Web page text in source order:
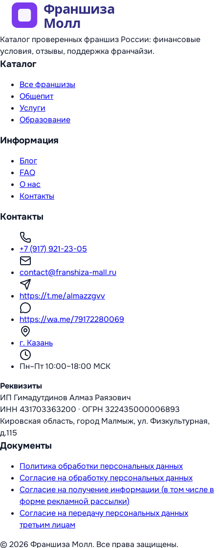
Каталог проверенных франшиз России: финансовые
условия, отзывы, поддержка франчайзи.
Каталог
Все франшизы
Общепит
Услуги
Образование
Информация
Блог
FAQ
О нас
Контакты
Контакты
+7 (917) 921-23-05
contact@franshiza-mall.ru
https://t.me/almazzgvv
https://wa.me/79172280069
г. Казань
Пн–Пт 10:00–18:00 МСК
Реквизиты
ИП Гимадутдинов Алмаз Раязович
ИНН 431703363200 · ОГРН 322435000006893
Кировская область, город Малмыж, ул. Физкультурная,
д.115
Документы
Политика обработки персональных данных
Согласие на обработку персональных данных
Согласие на получение информации (в том числе в
форме рекламной рассылки)
Согласие на передачу персональных данных
третьим лицам
© 2026 Франшиза Молл. Все права защищены.